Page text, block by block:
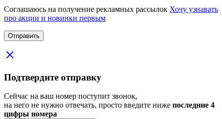
Соглашаюсь на получение рекламных рассылок Хочу узнавать
про акции и новинки первым
Подтвердите отправку
Сейчас на ваш номер поступит звонок,
на него не нужно отвечать, просто введите ниже последние 4
цифры номера